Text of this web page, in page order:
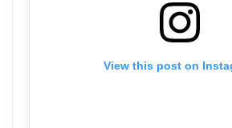
View this post on